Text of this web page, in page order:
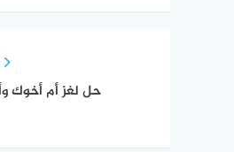
حل لغز أم أخوك